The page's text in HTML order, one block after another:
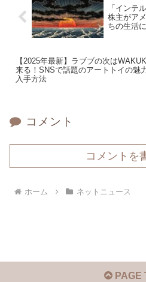
「インテ
株主がア
ちの生活
【2025年最新】ラブブの次は
来る！SNSで話題のアートトイの魅
入手方法
コメント
コメントを
ホーム ネットニュース
PAGE